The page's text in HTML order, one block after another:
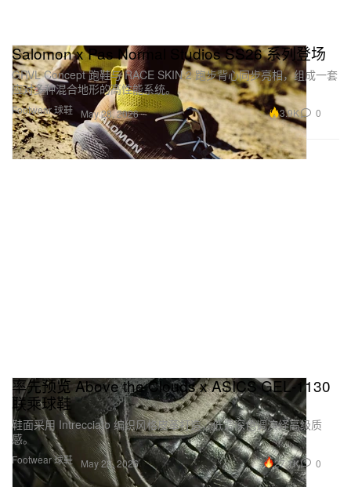
Footwear 球鞋
Salomon x Pas Normal Studios SS26 系列登场
GRVL Concept 跑鞋与 RACE SKIN 2 跑步背心同步亮相，组成一套
应对多种混合地形的高性能系统。
May 28, 2026 3.9K 0
Footwear 球鞋
率先预览 Above the Clouds x ASICS GEL‑1130
联乘球鞋
鞋面采用 Intrecciato 编织风格皮革打造，低调深色调演绎高级质
感。
May 28, 2026 27.1K 0